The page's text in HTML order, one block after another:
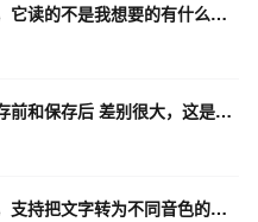
智能媒体服务提供的文字是多音字，它读的不是我想要的有什么解决办法吗？
智能媒体服务文字的发光效果。保存前和保存后 差别很大，这是什么原因呢？
智能媒体服务提供台词口播的文字，支持把文字转为不同音色的音频然后合成到视频里吗？